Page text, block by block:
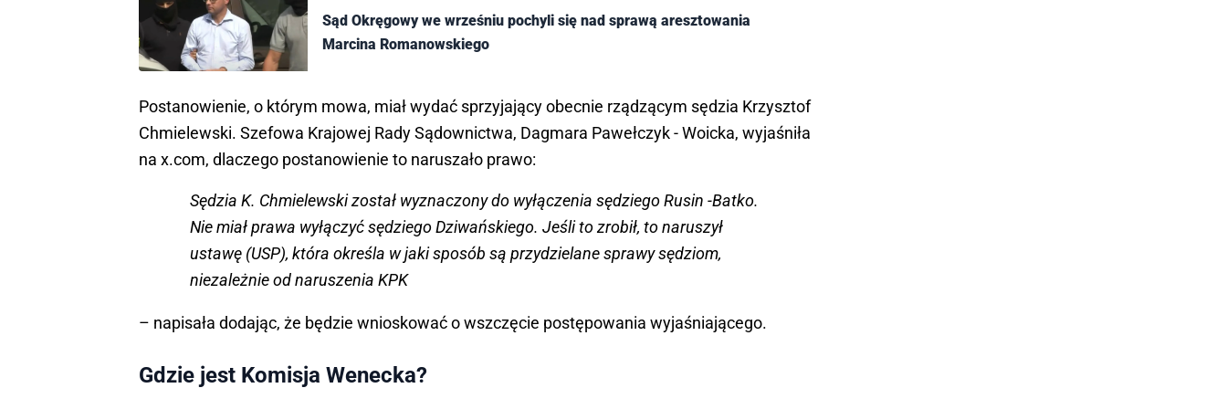
Sąd Okręgowy we wrześniu pochyli się nad sprawą aresztowania
Marcina Romanowskiego
Postanowienie, o którym mowa, miał wydać sprzyjający obecnie rządzącym sędzia Krzysztof
Chmielewski. Szefowa Krajowej Rady Sądownictwa, Dagmara Pawełczyk - Woicka, wyjaśniła
na x.com, dlaczego postanowienie to naruszało prawo:
Sędzia K. Chmielewski został wyznaczony do wyłączenia sędziego Rusin -Batko.
Nie miał prawa wyłączyć sędziego Dziwańskiego. Jeśli to zrobił, to naruszył
ustawę (USP), która określa w jaki sposób są przydzielane sprawy sędziom,
niezależnie od naruszenia KPK
– napisała dodając, że będzie wnioskować o wszczęcie postępowania wyjaśniającego.
Gdzie jest Komisja Wenecka?